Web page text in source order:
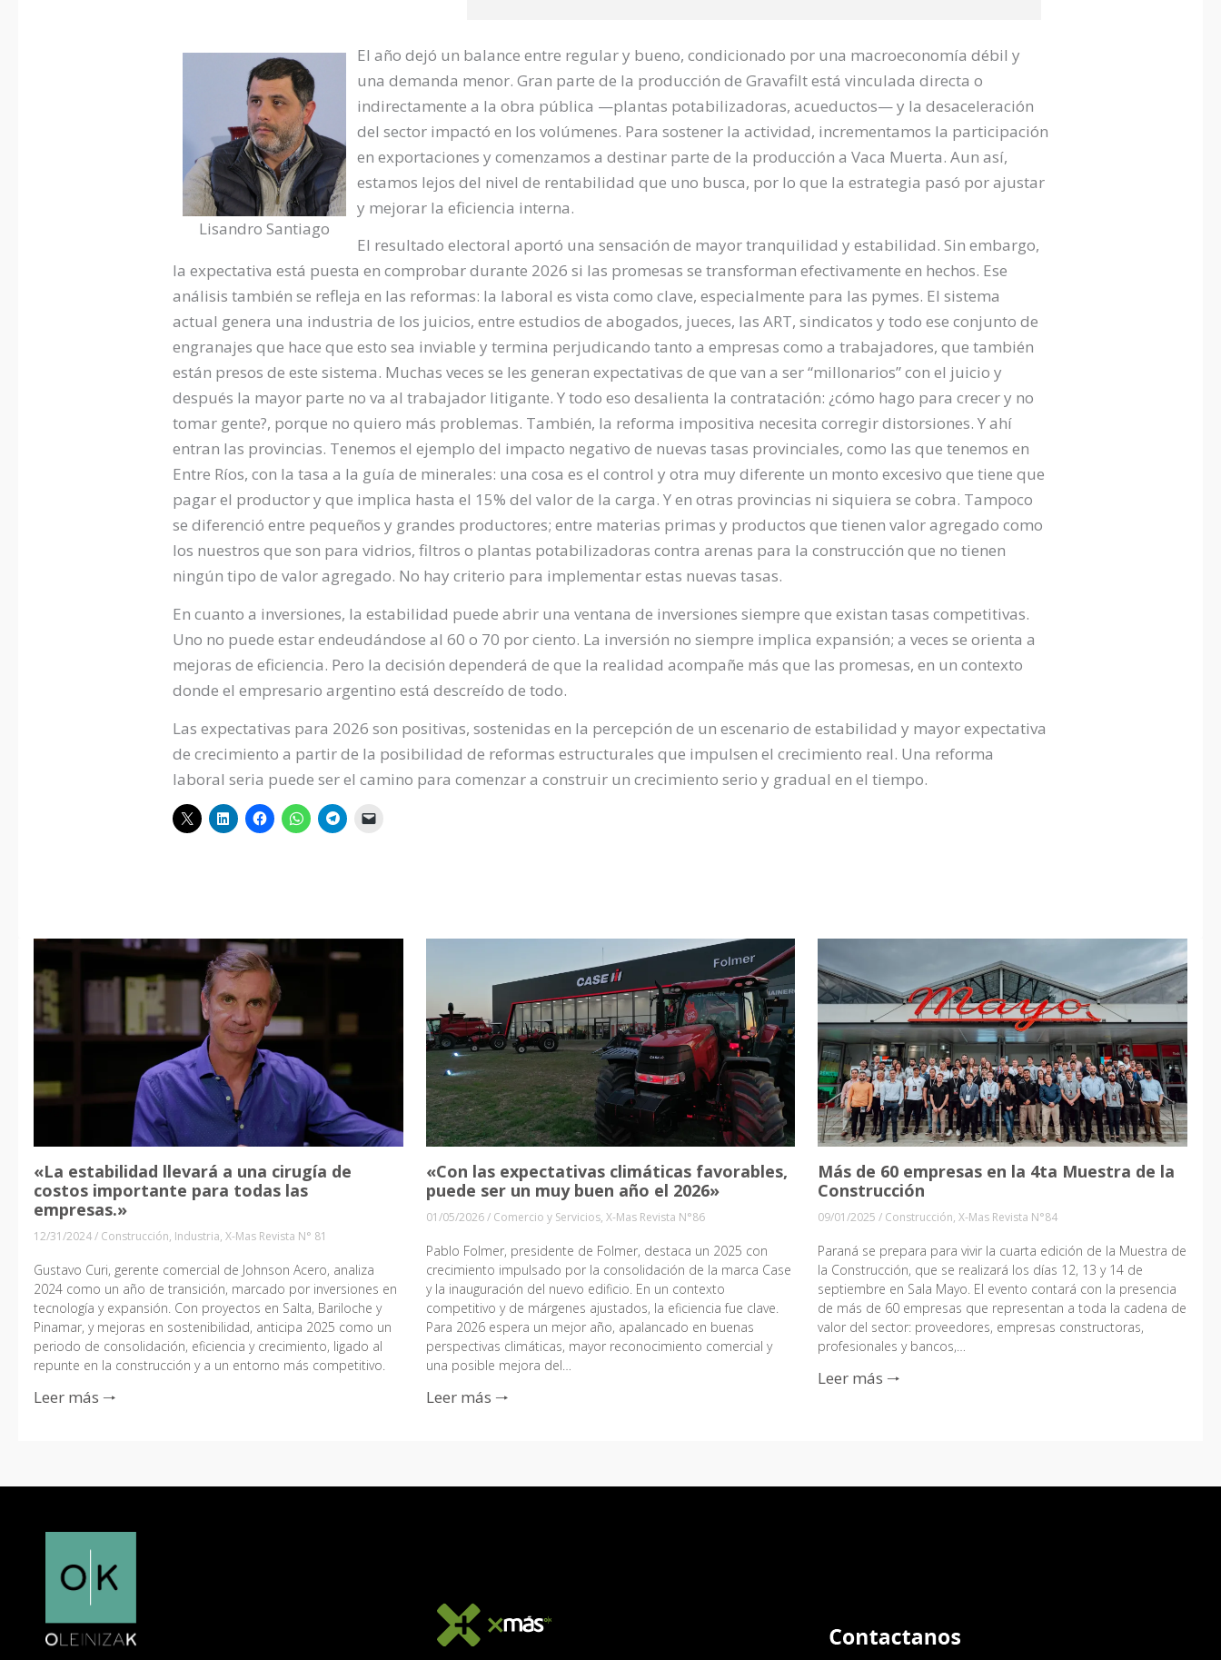
Lisandro Santiago
El año dejó un balance entre regular y bueno, condicionado por una macroeconomía débil y
una demanda menor. Gran parte de la producción de Gravafilt está vinculada directa o
indirectamente a la obra pública —plantas potabilizadoras, acueductos— y la desaceleración
del sector impactó en los volúmenes. Para sostener la actividad, incrementamos la participación
en exportaciones y comenzamos a destinar parte de la producción a Vaca Muerta. Aun así,
estamos lejos del nivel de rentabilidad que uno busca, por lo que la estrategia pasó por ajustar
y mejorar la eficiencia interna.
El resultado electoral aportó una sensación de mayor tranquilidad y estabilidad. Sin embargo,
la expectativa está puesta en comprobar durante 2026 si las promesas se transforman efectivamente en hechos. Ese
análisis también se refleja en las reformas: la laboral es vista como clave, especialmente para las pymes. El sistema
actual genera una industria de los juicios, entre estudios de abogados, jueces, las ART, sindicatos y todo ese conjunto de
engranajes que hace que esto sea inviable y termina perjudicando tanto a empresas como a trabajadores, que también
están presos de este sistema. Muchas veces se les generan expectativas de que van a ser “millonarios” con el juicio y
después la mayor parte no va al trabajador litigante. Y todo eso desalienta la contratación: ¿cómo hago para crecer y no
tomar gente?, porque no quiero más problemas. También, la reforma impositiva necesita corregir distorsiones. Y ahí
entran las provincias. Tenemos el ejemplo del impacto negativo de nuevas tasas provinciales, como las que tenemos en
Entre Ríos, con la tasa a la guía de minerales: una cosa es el control y otra muy diferente un monto excesivo que tiene que
pagar el productor y que implica hasta el 15% del valor de la carga. Y en otras provincias ni siquiera se cobra. Tampoco
se diferenció entre pequeños y grandes productores; entre materias primas y productos que tienen valor agregado como
los nuestros que son para vidrios, filtros o plantas potabilizadoras contra arenas para la construcción que no tienen
ningún tipo de valor agregado. No hay criterio para implementar estas nuevas tasas.
En cuanto a inversiones, la estabilidad puede abrir una ventana de inversiones siempre que existan tasas competitivas.
Uno no puede estar endeudándose al 60 o 70 por ciento. La inversión no siempre implica expansión; a veces se orienta a
mejoras de eficiencia. Pero la decisión dependerá de que la realidad acompañe más que las promesas, en un contexto
donde el empresario argentino está descreído de todo.
Las expectativas para 2026 son positivas, sostenidas en la percepción de un escenario de estabilidad y mayor expectativa
de crecimiento a partir de la posibilidad de reformas estructurales que impulsen el crecimiento real. Una reforma
laboral seria puede ser el camino para comenzar a construir un crecimiento serio y gradual en el tiempo.
«La estabilidad llevará a una cirugía de
costos importante para todas las
empresas.»
12/31/2024/ Construcción, Industria, X-Mas Revista N° 81
Gustavo Curi, gerente comercial de Johnson Acero, analiza
2024 como un año de transición, marcado por inversiones en
tecnología y expansión. Con proyectos en Salta, Bariloche y
Pinamar, y mejoras en sostenibilidad, anticipa 2025 como un
periodo de consolidación, eficiencia y crecimiento, ligado al
repunte en la construcción y a un entorno más competitivo.
Leer más 🠒
«Con las expectativas climáticas favorables,
puede ser un muy buen año el 2026»
01/05/2026/ Comercio y Servicios, X-Mas Revista N°86
Pablo Folmer, presidente de Folmer, destaca un 2025 con
crecimiento impulsado por la consolidación de la marca Case
y la inauguración del nuevo edificio. En un contexto
competitivo y de márgenes ajustados, la eficiencia fue clave.
Para 2026 espera un mejor año, apalancado en buenas
perspectivas climáticas, mayor reconocimiento comercial y
una posible mejora del…
Leer más 🠒
Más de 60 empresas en la 4ta Muestra de la
Construcción
09/01/2025/ Construcción,X-Mas Revista N°84
Paraná se prepara para vivir la cuarta edición de la Muestra de
la Construcción, que se realizará los días 12, 13 y 14 de
septiembre en Sala Mayo. El evento contará con la presencia
de más de 60 empresas que representan a toda la cadena de
valor del sector: proveedores, empresas constructoras,
profesionales y bancos,…
Leer más 🠒